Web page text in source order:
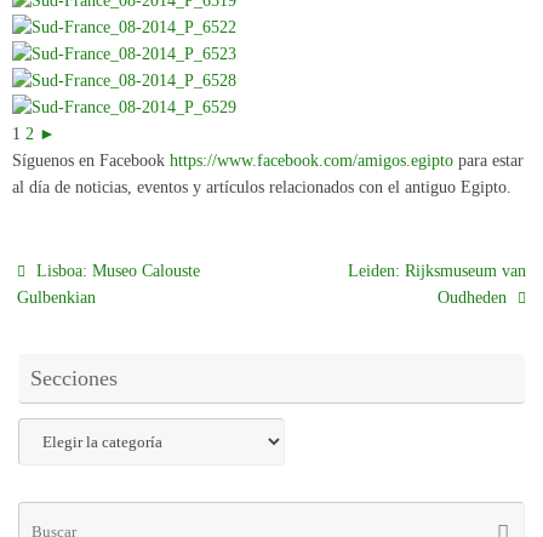
1 2 ►
Síguenos en Facebook https://www.facebook.com/amigos.egipto para estar
al día de noticias, eventos y artículos relacionados con el antiguo Egipto.
Lisboa: Museo Calouste
Gulbenkian
Leiden: Rijksmuseum van
Oudheden
Secciones